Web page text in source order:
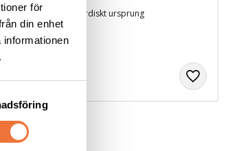
för
din enhet
Äkta älghud av nordiskt ursprung
55kr